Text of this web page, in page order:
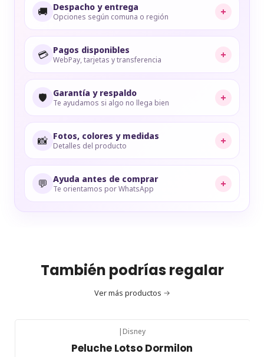
🚚 Despacho y entrega
Opciones según comuna o región +
💳 Pagos disponibles
WebPay, tarjetas y transferencia +
🛡️ Garantía y respaldo
Te ayudamos si algo no llega bien +
📸 Fotos, colores y medidas
Detalles del producto +
💬 Ayuda antes de comprar
Te orientamos por WhatsApp +
También podrías regalar
Ver más productos
| Disney
Peluche Lotso Dormilon